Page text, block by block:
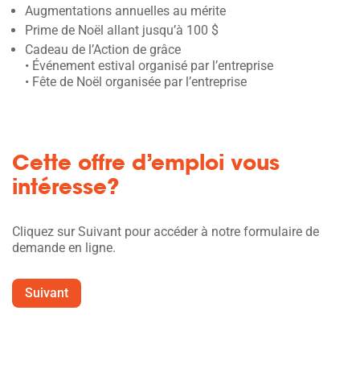
Augmentations annuelles au mérite
Prime de Noël allant jusqu’à 100 $
Cadeau de l’Action de grâce
• Événement estival organisé par l’entreprise
• Fête de Noël organisée par l’entreprise
Cette offre d’emploi vous
intéresse?
Cliquez sur Suivant pour accéder à notre formulaire de
demande en ligne.
Suivant